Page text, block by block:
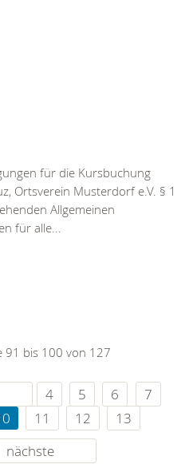
für die Kursbuchung
Ortsverein Musterdorf e.V. § 1
Allgemeinen
für alle...
91 bis 100 von 127
4 5 6
7
11 12
13
nächste